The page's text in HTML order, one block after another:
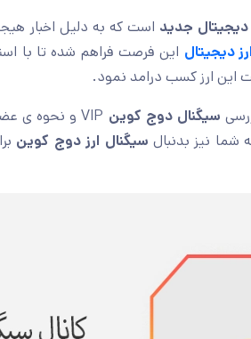
دیجیتال جدید است که به دلیل اخبار
دیجیتال این فرصت فراهم شده تا با
این ارز کسب درامد نمود.
سیگنال دوج کوین
شما نیز بدنبال سیگنال ارز دوج کوین